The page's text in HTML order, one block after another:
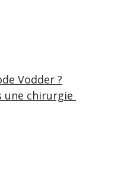
Vodder ?
une chirurgie